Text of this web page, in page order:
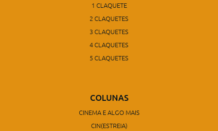
1 CLAQUETE
2 CLAQUETES
3 CLAQUETES
4 CLAQUETES
5 CLAQUETES
COLUNAS
CINEMA E ALGO MAIS
CIN(ESTREIA)